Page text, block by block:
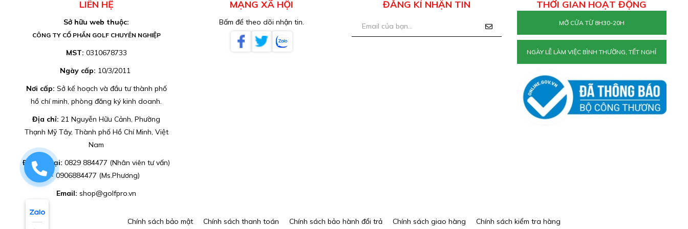
LIÊN HỆ
Sở hữu web thuộc:
CÔNG TY CỔ PHẦN GOLF CHUYÊN NGHIỆP
MST: 0310678733
Ngày cấp: 10/3/2011
Nơi cấp: Sở kế hoạch và đầu tư thành phố
hồ chí minh, phòng đăng ký kinh doanh.
Địa chỉ:21 Nguyễn Hữu Cảnh, Phường
Thạnh Mỹ Tây, Thành phố Hồ Chí Minh, Việt
Nam
Điện thoại:0829 884477 (Nhân viên tư vấn)
- 0906884477 (Ms.Phương)
Email:shop@golfpro.vn
MẠNG XÃ HỘI
Bấm để theo dõi nhận tin.
ĐĂNG KÍ NHẬN TIN THỜI GIAN HOẠT ĐỘNG
MỞ CỬA TỪ 8H30-20H
NGÀY LỄ LÀM VIỆC BÌNH THƯỜNG, TẾT NGHỈ
Chính sách bảo mật Chính sách thanh toán Chính sách bảo hành đổi trả Chính sách giao hàng Chính sách kiểm tra hàng
0829884477